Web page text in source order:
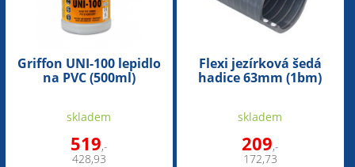
Griffon UNI-100 lepidlo
na PVC (500ml)
skladem
519,-
428,93
Flexi jezírková šedá
hadice 63mm (1bm)
skladem
209,-
172,73